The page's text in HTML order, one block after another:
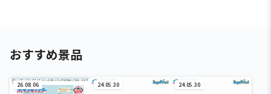
おすすめ景品
26.08.06 24.05.30 24.05.30